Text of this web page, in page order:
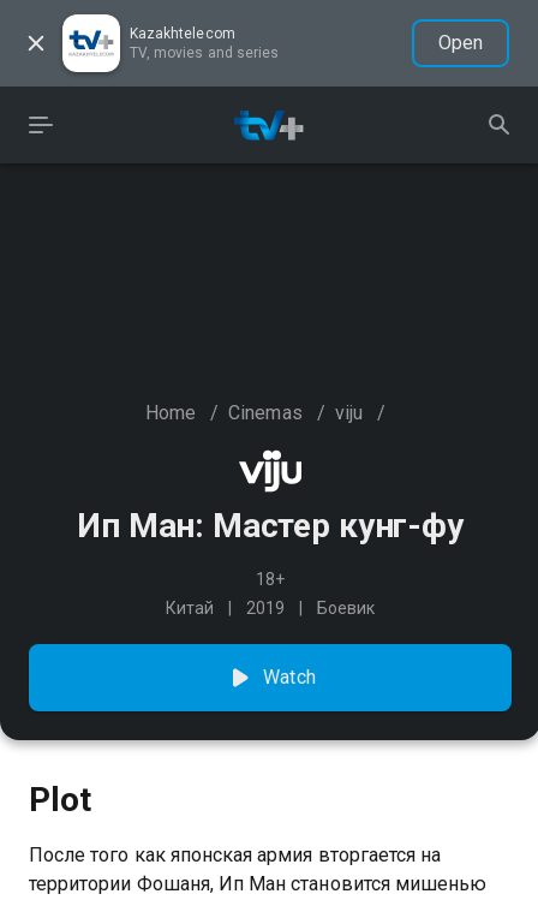
Kazakhtelecom
TV, movies and series
Open
Home / Cinemas / viju /
Ип Ман: Мастер кунг-фу
18+
Китай
2019 Боевик
Watch
Plot
После того как японская армия вторгается на
территории Фошаня, Ип Ман становится мишенью